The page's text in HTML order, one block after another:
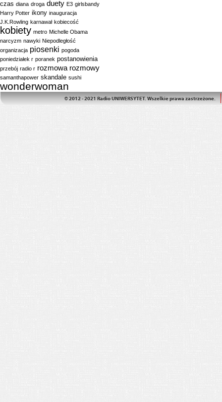
czas diana droga duety E3 girlsbandy
Harry Potter ikony inauguracja
J.K.Rowling karnawał kobiecość
kobiety metro Michelle Obama
narcyzm nawyki Niepodległość
organizacja piosenki pogoda
poniedziałek r poranek postanowienia
przebój radio r rozmowa rozmowy
samanthapower skandale sushi
wonderwoman
© 2012 - 2021 Radio UNIWERSYTET. Wszelkie prawa zastrzeżone.